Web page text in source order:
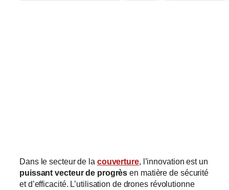
Dans le secteur de la couverture, l’innovation est un
puissant vecteur de progrès en matière de sécurité
et d’efficacité. L’utilisation de drones révolutionne